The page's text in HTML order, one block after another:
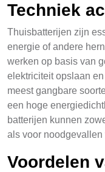
Techniek
Thuisbatterijen zijn
energie of andere
werken op basis van
elektriciteit opslaan
meest gangbare
een hoge
batterijen kunnen
als voor noodgevallen
Voordelen